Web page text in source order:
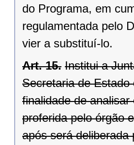
do Programa, em
regulamentada pelo
vier a substituí-lo.
Art. 15. Institui a
Secretaria de
finalidade de
proferida pelo órgão
após será